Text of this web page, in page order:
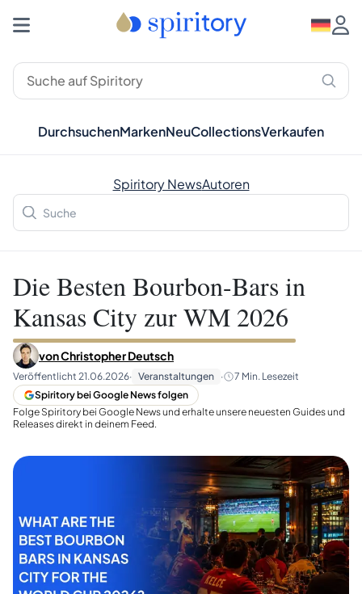
DurchsuchenMarkenNeuCollectionsVerkaufen
Spiritory NewsAutoren
Die Besten Bourbon-Bars in
Kansas City zur WM 2026
vonChristopher Deutsch
Veröffentlicht 21.06.2026· Veranstaltungen · 7 Min. Lesezeit
Spiritory bei Google News folgen
Folge Spiritory bei Google News und erhalte unsere neuesten Guides und
Releases direkt in deinem Feed.